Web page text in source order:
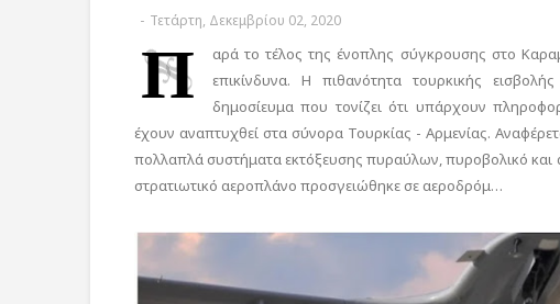
- Τετάρτη, Δεκεμβρίου 02, 2020
Π
αρά το τέλος της ένοπλης σύγκρουσης στο
επικίνδυνα. Η πιθανότητα τουρκικής
δημοσίευμα που τονίζει ότι υπάρχουν
έχουν αναπτυχθεί στα σύνορα Τουρκίας - Αρμενίας.
πολλαπλά συστήματα εκτόξευσης πυραύλων, πυροβολικό και
στρατιωτικό αεροπλάνο προσγειώθηκε σε αεροδρόμ…